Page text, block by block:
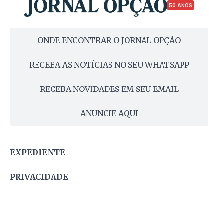
50 ANOS
ONDE ENCONTRAR O JORNAL OPÇÃO
RECEBA AS NOTÍCIAS NO SEU WHATSAPP
RECEBA NOVIDADES EM SEU EMAIL
ANUNCIE AQUI
EXPEDIENTE
PRIVACIDADE